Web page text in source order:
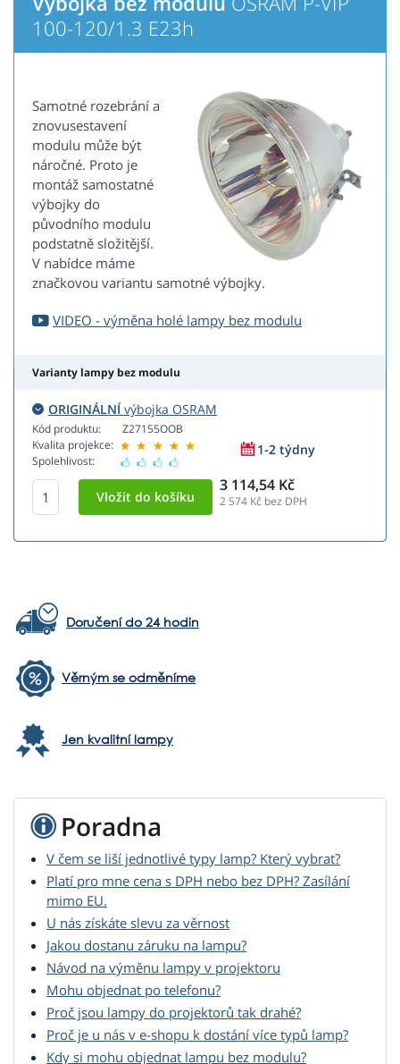
100-120/1.3 E23h
Samotné rozebrání a
znovusestavení
modulu může být
náročné. Proto je
montáž samostatné
výbojky do
původního modulu
podstatně složitější.
V nabídce máme
značkovou variantu samotné výbojky.
VIDEO - výměna holé lampy bez modulu
Varianty lampy bez modulu
ORIGINÁLNÍvýbojka OSRAM
Kód produktu:
Kvalita projekce:
Spolehlivost:
Z27155OOB
1-2 týdny
3 114,54 Kč
2 574 Kč bez DPH
Doručení do 24 hodin
Věrným se odměníme
Jen kvalitní lampy
Poradna
V čem se liší jednotlivé typy lamp? Který vybrat?
Platí pro mne cena s DPH nebo bez DPH? Zasílání
mimo EU.
U nás získáte slevu za věrnost
Jakou dostanu záruku na lampu?
Návod na výměnu lampy v projektoru
Mohu objednat po telefonu?
Proč jsou lampy do projektorů tak drahé?
Proč je u nás v e-shopu k dostání více typů lamp?
Kdy si mohu objednat lampu bez modulu?